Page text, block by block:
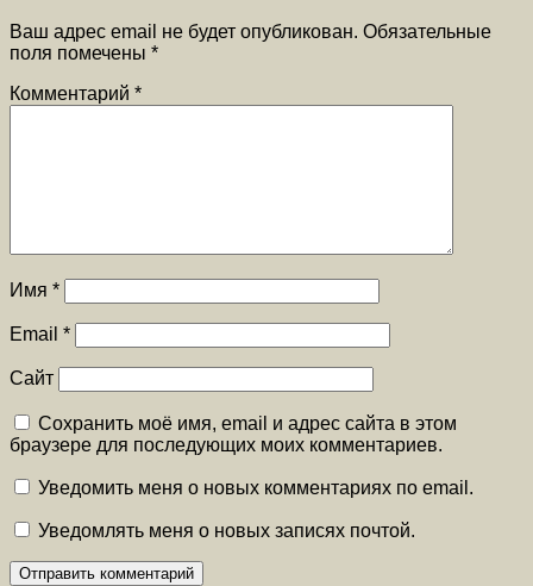
Ваш адрес email не будет опубликован. Обязательные
поля помечены *
Комментарий *
Имя *
Email *
Сайт
Сохранить моё имя, email и адрес сайта в этом
браузере для последующих моих комментариев.
Уведомить меня о новых комментариях по email.
Уведомлять меня о новых записях почтой.